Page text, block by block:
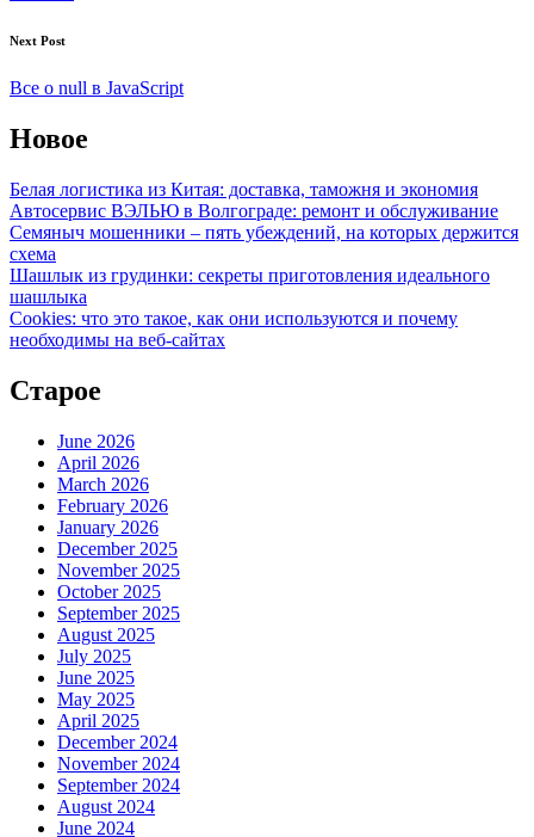
Next Post
Все о null в JavaScript
Новое
Белая логистика из Китая: доставка, таможня и экономия
Автосервис ВЭЛЬЮ в Волгограде: ремонт и обслуживание
Семяныч мошенники – пять убеждений, на которых держится
схема
Шашлык из грудинки: секреты приготовления идеального
шашлыка
Cookies: что это такое, как они используются и почему
необходимы на веб-сайтах
Старое
June 2026
April 2026
March 2026
February 2026
January 2026
December 2025
November 2025
October 2025
September 2025
August 2025
July 2025
June 2025
May 2025
April 2025
December 2024
November 2024
September 2024
August 2024
June 2024